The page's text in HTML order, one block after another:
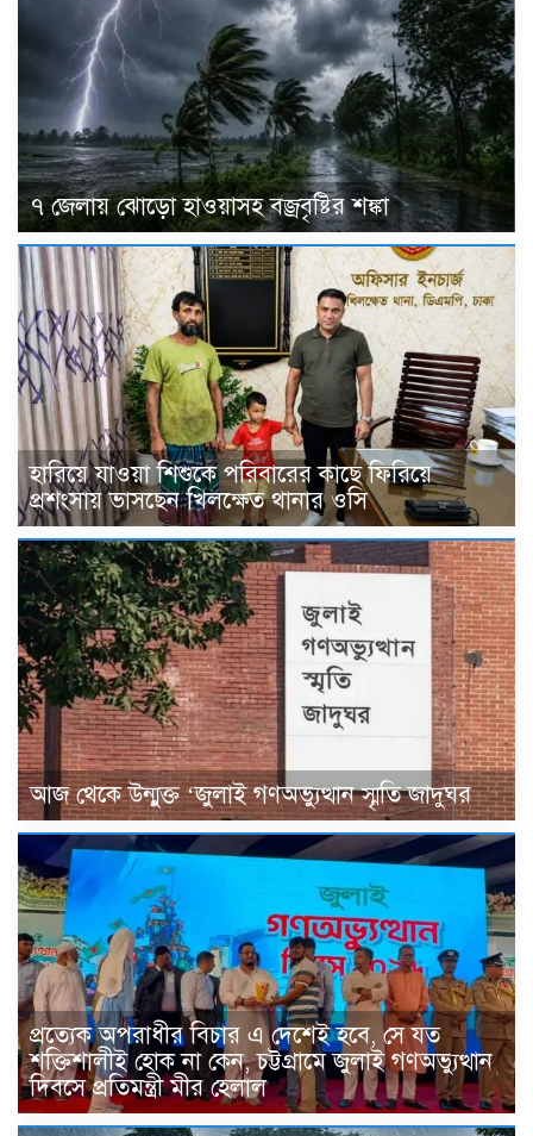
৭ জেলায় ঝোড়ো হাওয়াসহ বজ্রবৃষ্টির শঙ্কা
হারিয়ে যাওয়া শিশুকে পরিবারের কাছে ফিরিয়ে
প্রশংসায় ভাসছেন খিলক্ষেত থানার ওসি
আজ থেকে উন্মুক্ত ‘জুলাই গণঅভ্যুত্থান স্মৃতি জাদুঘর
প্রত্যেক অপরাধীর বিচার এ দেশেই হবে, সে যত
শক্তিশালীই হোক না কেন, চট্টগ্রামে জুলাই গণঅভ্যুত্থান
দিবসে প্রতিমন্ত্রী মীর হেলাল